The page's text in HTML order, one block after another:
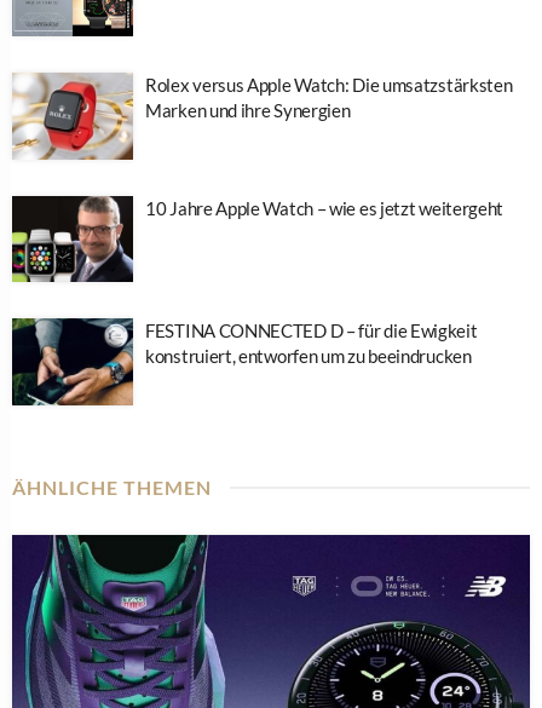
Rolex versus Apple Watch: Die umsatzstärksten
Marken und ihre Synergien
10 Jahre Apple Watch – wie es jetzt weitergeht
FESTINA CONNECTED D – für die Ewigkeit
konstruiert, entworfen um zu beeindrucken
ÄHNLICHE THEMEN